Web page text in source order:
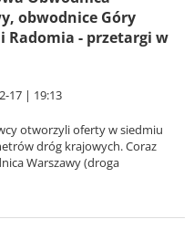
obwodnice Góry
Radomia - przetargi w
17 | 19:13
otworzyli oferty w siedmiu
dróg krajowych. Coraz
Warszawy (droga